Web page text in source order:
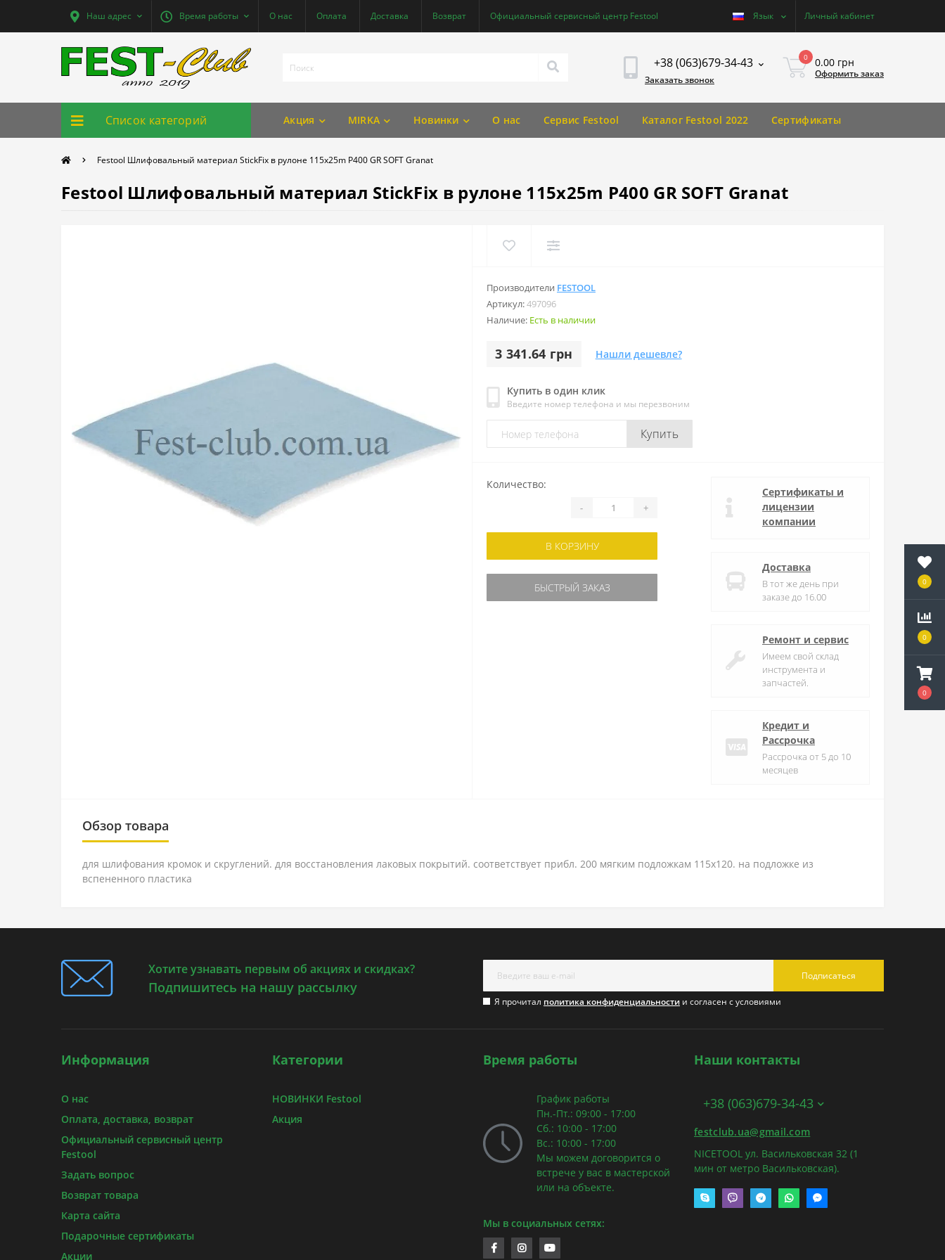
0
0
0
Наш адрес Время работы О нас Оплата Доставка Возврат Официальный сервисный центр Festool Язык Личный кабинет
+38 (063)679-34-43
Заказать звонок
0 0.00 грн
Оформить заказ
Список категорий Акция MIRKA Новинки О нас Сервис Festool Каталог Festool 2022 Сертификаты
Festool Шлифовальный материал StickFix в рулоне 115x25m P400 GR SOFT Granat
Festool Шлифовальный материал StickFix в рулоне 115x25m P400 GR SOFT Granat
Производители FESTOOL
Артикул:497096
Наличие: Есть в наличии
3 341.64 грн Нашли дешевле?
Купить в один клик
Введите номер телефона и мы перезвоним
Купить
Количество:
- +
В КОРЗИНУ
БЫСТРЫЙ ЗАКАЗ
Сертификаты и
лицензии
компании
Доставка
В тот же день при
заказе до 16.00
Ремонт и сервис
Имеем свой склад
инструмента и
запчастей.
Кредит и
Рассрочка
Рассрочка от 5 до 10
месяцев
Обзор товара
для шлифования кромок и скруглений. для восстановления лаковых покрытий. соответствует прибл. 200 мягким подложкам 115x120. на подложке из
вспененного пластика
Хотите узнавать первым об акциях и скидках?
Подпишитесь на нашу рассылку
Подписаться
Я прочитал политика конфиденциальности и согласен с условиями
Информация
О нас
Оплата, доставка, возврат
Официальный сервисный центр
Festool
Задать вопрос
Возврат товара
Карта сайта
Подарочные сертификаты
Акции
Категории
НОВИНКИ Festool
Акция
Время работы
График работы
Пн.-Пт.: 09:00 - 17:00
Сб.: 10:00 - 17:00
Вс.: 10:00 - 17:00
Мы можем договорится о
встрече у вас в мастерской
или на объекте.
Мы в социальных сетях:
Наши контакты
+38 (063)679-34-43
festclub.ua@gmail.com
NICETOOL ул. Васильковская 32 (1
мин от метро Васильковская).